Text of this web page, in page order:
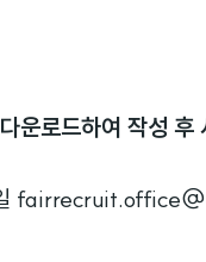
로드하여 작성 후